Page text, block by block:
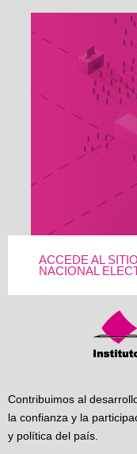
ACCEDE AL
NACIONAL
Contribuimos al
la confianza y la
y política del país.